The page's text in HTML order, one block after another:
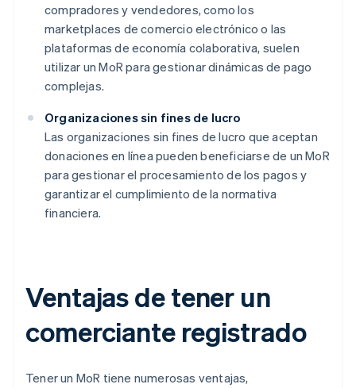
compradores y vendedores, como los
marketplaces de comercio electrónico o las
plataformas de economía colaborativa, suelen
utilizar un MoR para gestionar dinámicas de pago
complejas.
Organizaciones sin fines de lucro
Las organizaciones sin fines de lucro que aceptan
donaciones en línea pueden beneficiarse de un MoR
para gestionar el procesamiento de los pagos y
garantizar el cumplimiento de la normativa
financiera.
Ventajas de tener un
comerciante registrado
Tener un MoR tiene numerosas ventajas,